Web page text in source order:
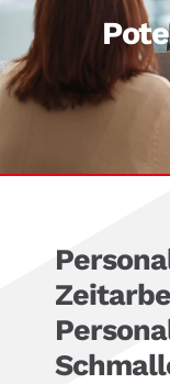
Team